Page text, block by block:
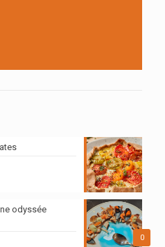
0
odyssée